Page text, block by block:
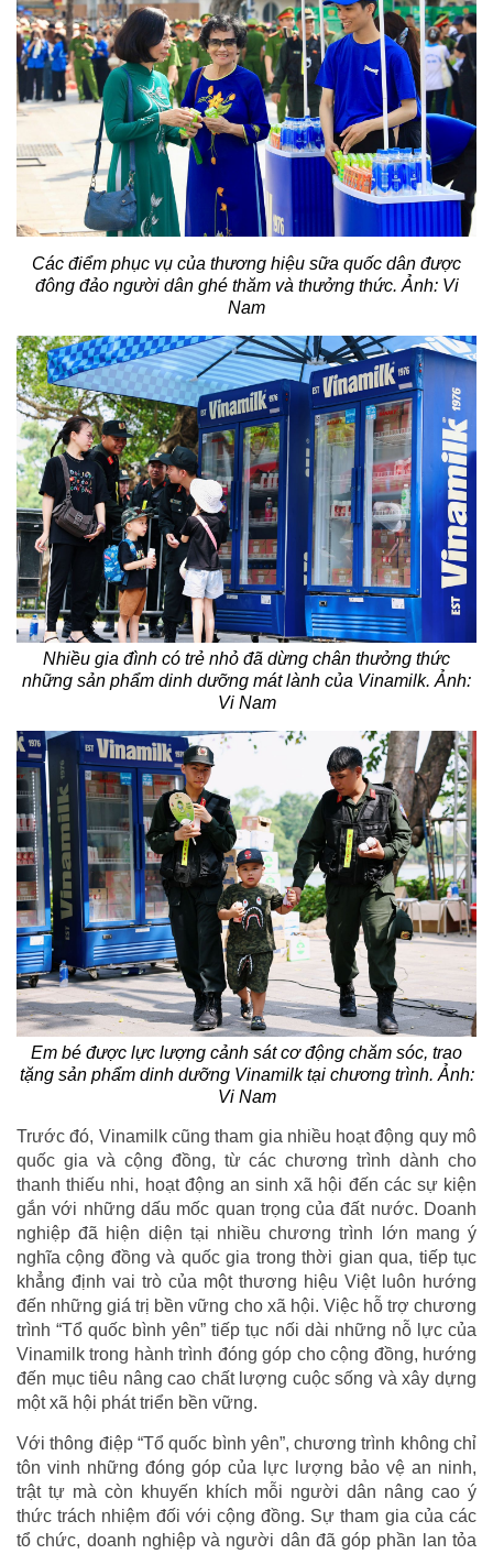
Các điểm phục vụ của thương hiệu sữa quốc dân được
đông đảo người dân ghé thăm và thưởng thức. Ảnh: Vi
Nam
Nhiều gia đình có trẻ nhỏ đã dừng chân thưởng thức
những sản phẩm dinh dưỡng mát lành của Vinamilk. Ảnh:
Vi Nam
Em bé được lực lượng cảnh sát cơ động chăm sóc, trao
tặng sản phẩm dinh dưỡng Vinamilk tại chương trình. Ảnh:
Vi Nam
Trước đó, Vinamilk cũng tham gia nhiều hoạt động quy mô
quốc gia và cộng đồng, từ các chương trình dành cho
thanh thiếu nhi, hoạt động an sinh xã hội đến các sự kiện
gắn với những dấu mốc quan trọng của đất nước. Doanh
nghiệp đã hiện diện tại nhiều chương trình lớn mang ý
nghĩa cộng đồng và quốc gia trong thời gian qua, tiếp tục
khẳng định vai trò của một thương hiệu Việt luôn hướng
đến những giá trị bền vững cho xã hội. Việc hỗ trợ chương
trình “Tổ quốc bình yên” tiếp tục nối dài những nỗ lực của
Vinamilk trong hành trình đóng góp cho cộng đồng, hướng
đến mục tiêu nâng cao chất lượng cuộc sống và xây dựng
một xã hội phát triển bền vững.
Với thông điệp “Tổ quốc bình yên”, chương trình không chỉ
tôn vinh những đóng góp của lực lượng bảo vệ an ninh,
trật tự mà còn khuyến khích mỗi người dân nâng cao ý
thức trách nhiệm đối với cộng đồng. Sự tham gia của các
tổ chức, doanh nghiệp và người dân đã góp phần lan tỏa